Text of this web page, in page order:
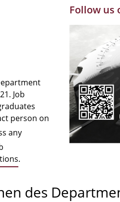
Job
person on
any
.
Follow us
des